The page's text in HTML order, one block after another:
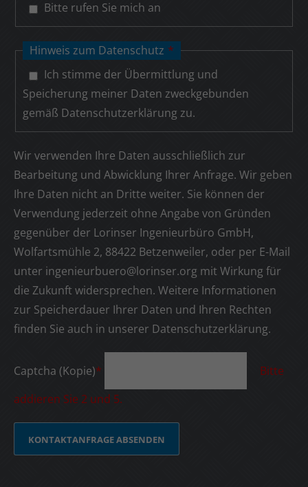
Bitte rufen Sie mich an
Hinweis zum Datenschutz *
Ich stimme der Übermittlung und
Speicherung meiner Daten zweckgebunden
gemäß Datenschutzerklärung zu.
Wir verwenden Ihre Daten ausschließlich zur
Bearbeitung und Abwicklung Ihrer Anfrage. Wir geben
Ihre Daten nicht an Dritte weiter. Sie können der
Verwendung jederzeit ohne Angabe von Gründen
gegenüber der Lorinser Ingenieurbüro GmbH,
Wolfartsmühle 2, 88422 Betzenweiler, oder per E-Mail
unter ingenieurbuero@lorinser.org mit Wirkung für
die Zukunft widersprechen. Weitere Informationen
zur Speicherdauer Ihrer Daten und Ihren Rechten
finden Sie auch in unserer Datenschutzerklärung.
Captcha (Kopie)*
Bitte
addieren Sie 2 und 5.
KONTAKTANFRAGE ABSENDEN